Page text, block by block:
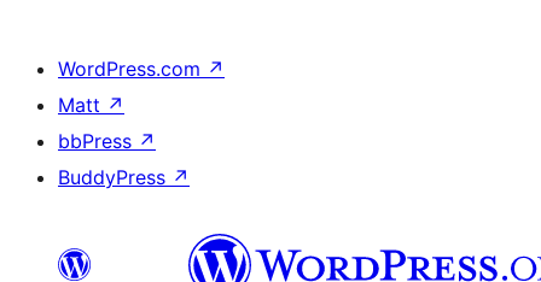
WordPress.com ↗
Matt ↗
bbPress ↗
BuddyPress ↗